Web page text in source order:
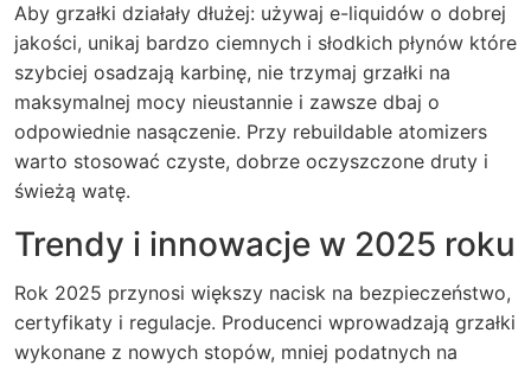
Aby grzałki działały dłużej: używaj e-liquidów o dobrej
jakości, unikaj bardzo ciemnych i słodkich płynów które
szybciej osadzają karbinę, nie trzymaj grzałki na
maksymalnej mocy nieustannie i zawsze dbaj o
odpowiednie nasączenie. Przy rebuildable atomizers
warto stosować czyste, dobrze oczyszczone druty i
świeżą watę.
Trendy i innowacje w 2025 roku
Rok 2025 przynosi większy nacisk na bezpieczeństwo,
certyfikaty i regulacje. Producenci wprowadzają grzałki
wykonane z nowych stopów, mniej podatnych na